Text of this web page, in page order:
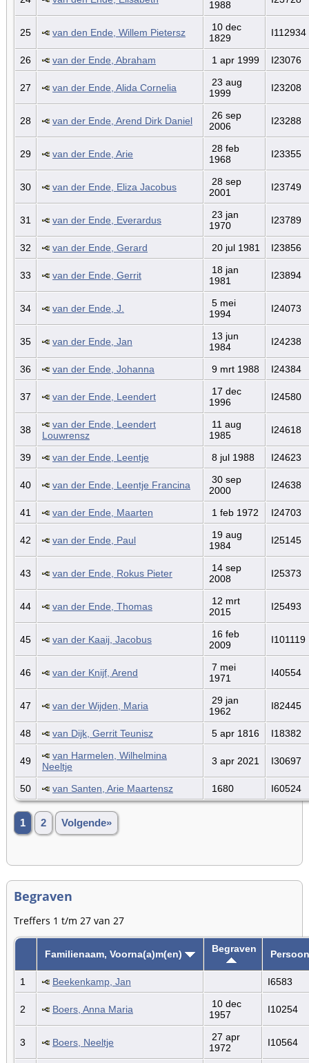
1988
25 van den Ende, Willem Pietersz
10 dec
1829
I112934
26 van der Ende, Abraham 1 apr 1999 I23076
27 van der Ende, Alida Cornelia
23 aug
1999
I23208
28 van der Ende, Arend Dirk Daniel
26 sep
2006
I23288
29 van der Ende, Arie
28 feb
1968
I23355
30 van der Ende, Eliza Jacobus
28 sep
2001
I23749
31 van der Ende, Everardus
23 jan
1970
I23789
32 van der Ende, Gerard 20 jul 1981 I23856
33 van der Ende, Gerrit
18 jan
1981
I23894
34 van der Ende, J.
5 mei
1994
I24073
35 van der Ende, Jan
13 jun
1984
I24238
36 van der Ende, Johanna 9 mrt 1988 I24384
37 van der Ende, Leendert
17 dec
1996
I24580
38
van der Ende, Leendert
Louwrensz
11 aug
1985
I24618
39 van der Ende, Leentje 8 jul 1988 I24623
40 van der Ende, Leentje Francina
30 sep
2000
I24638
41 van der Ende, Maarten 1 feb 1972 I24703
42 van der Ende, Paul
19 aug
1984
I25145
43 van der Ende, Rokus Pieter
14 sep
2008
I25373
44 van der Ende, Thomas
12 mrt
2015
I25493
45 van der Kaaij, Jacobus
16 feb
2009
I101119
46 van der Knijf, Arend
7 mei
1971
I40554
47 van der Wijden, Maria
29 jan
1962
I82445
48 van Dijk, Gerrit Teunisz 5 apr 1816 I18382
49
van Harmelen, Wilhelmina
Neeltje
3 apr 2021 I30697
50 van Santen, Arie Maartensz 1680 I60524
1 2 Volgende»
Begraven
Treffers 1 t/m 27 van 27
Familienaam, Voorna(a)m(en) Begraven
1 Beekenkamp, Jan I6583
2 Boers, Anna Maria
10 dec
1957
I10254
3 Boers, Neeltje
27 apr
1972
I10564